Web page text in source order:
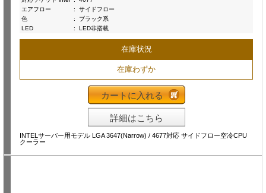
エアフロー
:
サイドフロー
色
:
ブラック系
LED
: LED非搭載
在庫状況
在庫わずか
カートに入れる
詳細はこちら
INTELサーバー用モデル LGA 3647(Narrow) / 4677対応 サイドフロー空冷CPU
クーラー